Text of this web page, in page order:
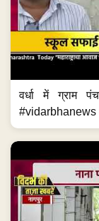
वर्धा में ग्राम
#vidarbhanews